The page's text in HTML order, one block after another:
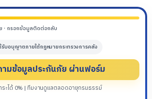
· กรอกข้อมูลติดต่อกลับ
รับอนุญาตภายใต้กฎหมายกระทรวงการคลัง
มข้อมูลประกันภัย ผ่านฟอร์ม
ระได้ 0% | ทีมงานดูแลตลอดอายุกรมธรรม์